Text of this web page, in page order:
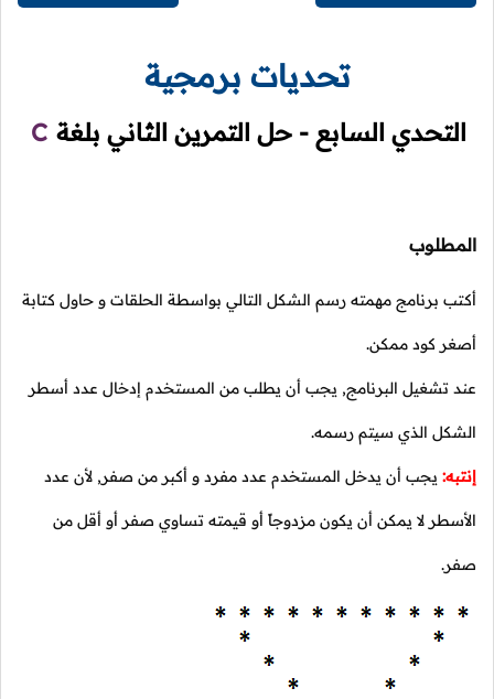
تحديات برمجية
التحدي السابع - حل التمرين الثاني بلغة C
المطلوب
أكتب برنامج مهمته رسم الشكل التالي بواسطة الحلقات و حاول كتابة
أصغر كود ممكن.
عند تشغيل البرنامج, يجب أن يطلب من المستخدم إدخال عدد أسطر
الشكل الذي سيتم رسمه.
إنتبه: يجب أن يدخل المستخدم عدد مفرد و أكبر من صفر, لأن عدد
الأسطر لا يمكن أن يكون مزدوجاً أو قيمته تساوي صفر أو أقل من
صفر.